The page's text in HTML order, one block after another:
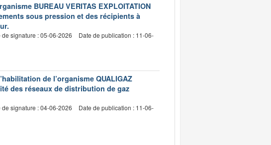
BUREAU VERITAS EXPLOITATION
sous pression et des récipients à
de signature : 05-06-2026
Date de publication : 11-06-
de l’organisme QUALIGAZ
des réseaux de distribution de gaz
de signature : 04-06-2026
Date de publication : 11-06-